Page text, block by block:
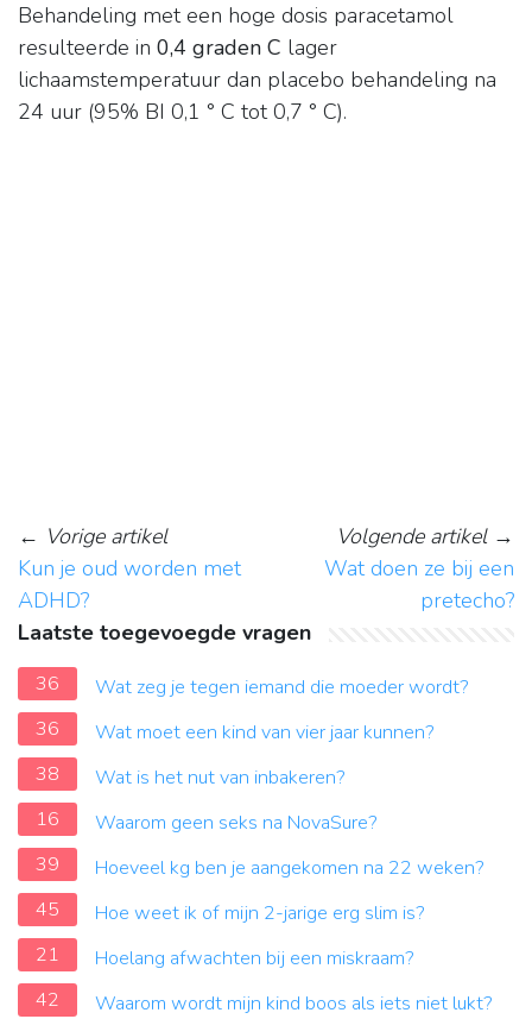
Behandeling met een hoge dosis paracetamol
resulteerde in 0,4 graden C lager
lichaamstemperatuur dan placebo behandeling na
24 uur (95% BI 0,1 ° C tot 0,7 ° C).
← Vorige artikel
Kun je oud worden met
ADHD?
Volgende artikel→
Wat doen ze bij een
pretecho?
Laatste toegevoegde vragen
36
Wat zeg je tegen iemand die moeder wordt?
36
Wat moet een kind van vier jaar kunnen?
38
Wat is het nut van inbakeren?
16
Waarom geen seks na NovaSure?
39
Hoeveel kg ben je aangekomen na 22 weken?
45
Hoe weet ik of mijn 2-jarige erg slim is?
21
Hoelang afwachten bij een miskraam?
42
Waarom wordt mijn kind boos als iets niet lukt?